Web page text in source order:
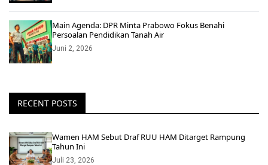
Main Agenda: DPR Minta Prabowo Fokus Benahi
Persoalan Pendidikan Tanah Air
Juni 2, 2026
RECENT POSTS
Wamen HAM Sebut Draf RUU HAM Ditarget Rampung
Tahun Ini
Juli 23, 2026